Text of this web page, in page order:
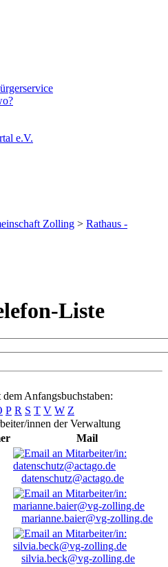
e.V.
Zolling > Rathaus -
Liste
Anfangsbuchstaben:
P R S T V W Z
innen der Verwaltung
Mail
datenschutz@actago.de
marianne.baier@vg-zolling.de
silvia.beck@vg-zolling.de